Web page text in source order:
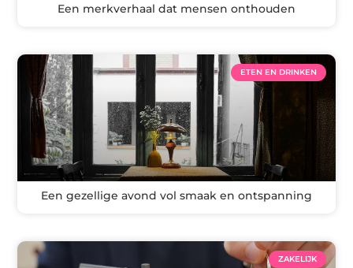
Een merkverhaal dat mensen onthouden
ETEN EN DRINKEN
Een gezellige avond vol smaak en ontspanning
ZAKELIJK